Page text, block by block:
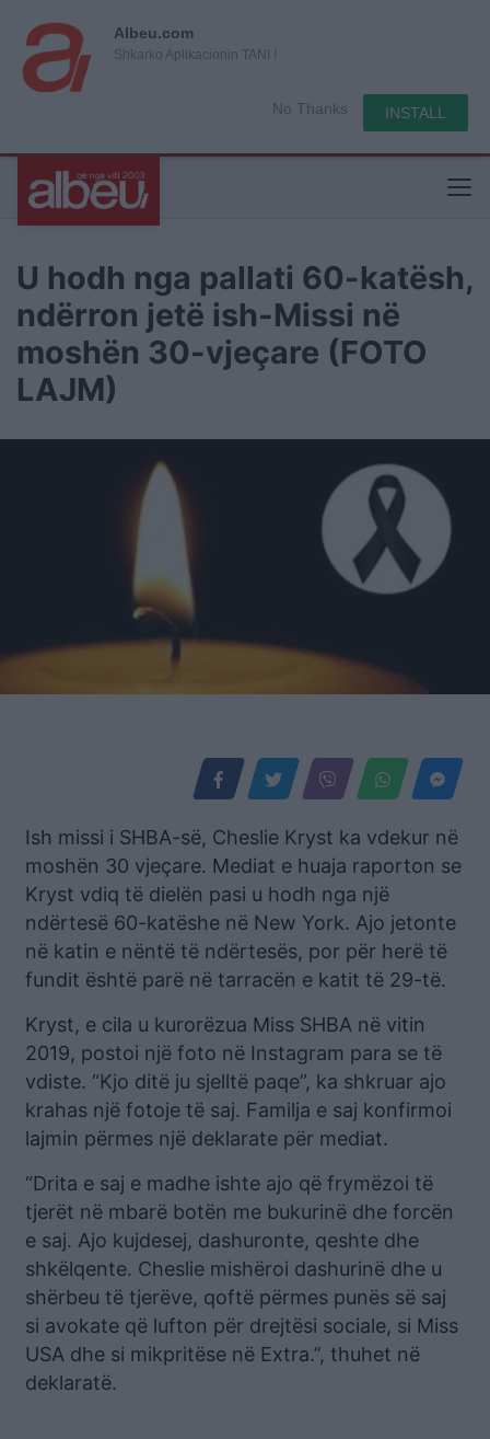
Albeu.com
Shkarko Aplikacionin TANI !
No Thanks INSTALL
U hodh nga pallati 60-katësh,
ndërron jetë ish-Missi në
moshën 30-vjeçare (FOTO
LAJM)
Ish missi i SHBA-së, Cheslie Kryst ka vdekur në
moshën 30 vjeçare. Mediat e huaja raporton se
Kryst vdiq të dielën pasi u hodh nga një
ndërtesë 60-katëshe në New York. Ajo jetonte
në katin e nëntë të ndërtesës, por për herë të
fundit është parë në tarracën e katit të 29-të.
Kryst, e cila u kurorëzua Miss SHBA në vitin
2019, postoi një foto në Instagram para se të
vdiste. “Kjo ditë ju sjelltë paqe”, ka shkruar ajo
krahas një fotoje të saj. Familja e saj konfirmoi
lajmin përmes një deklarate për mediat.
“Drita e saj e madhe ishte ajo që frymëzoi të
tjerët në mbarë botën me bukurinë dhe forcën
e saj. Ajo kujdesej, dashuronte, qeshte dhe
shkëlqente. Cheslie mishëroi dashurinë dhe u
shërbeu të tjerëve, qoftë përmes punës së saj
si avokate që lufton për drejtësi sociale, si Miss
USA dhe si mikpritëse në Extra.”, thuhet në
deklaratë.